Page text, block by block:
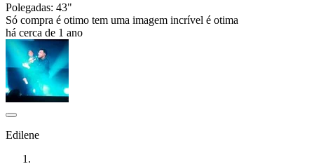
Polegadas: 43"
Só compra é otimo tem uma imagem incrível é otima
há cerca de 1 ano
Edilene